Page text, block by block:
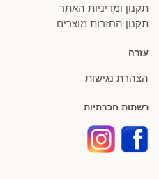
תקנון ומדיניות האתר
תקנון החזרות מוצרים
עזרה
הצהרת נגישות
רשתות חברתיות